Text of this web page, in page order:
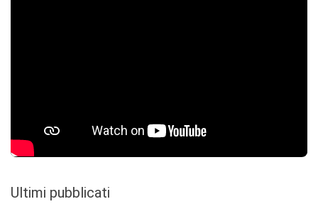
Ultimi pubblicati